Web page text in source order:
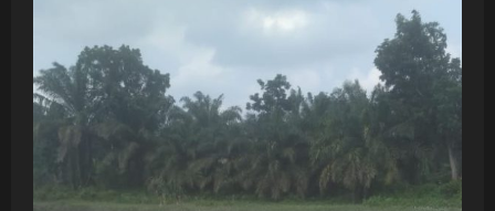
DI
BPBD
KOTA
TANJUNGBALAI